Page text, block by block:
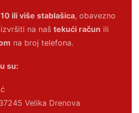
10 ili više stablašica, obavezno
na naš tekući račun ili
na broj telefona.
su:
Velika Drenova